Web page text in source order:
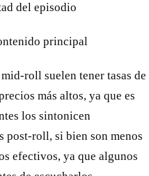
del episodio
principal
roll suelen tener tasas de
más altos, ya que es
los sintonicen
post-roll, si bien son menos
efectivos, ya que algunos